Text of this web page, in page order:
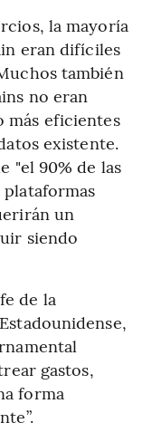
la mayoría
eran difíciles
también
no eran
más eficientes
existente.
"el 90% de las
un
siendo
de la
gastos,
forma